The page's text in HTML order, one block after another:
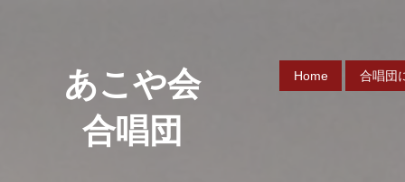
あこや会
合唱団
Home 合唱団